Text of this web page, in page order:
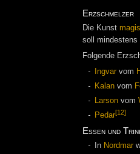
Erzschmelzer
Die Kunst
soll mindestens
Folgende
Ingvar vom
Kalan vom
Larson vom
Pedar[12]
Essen und
In Nordmar